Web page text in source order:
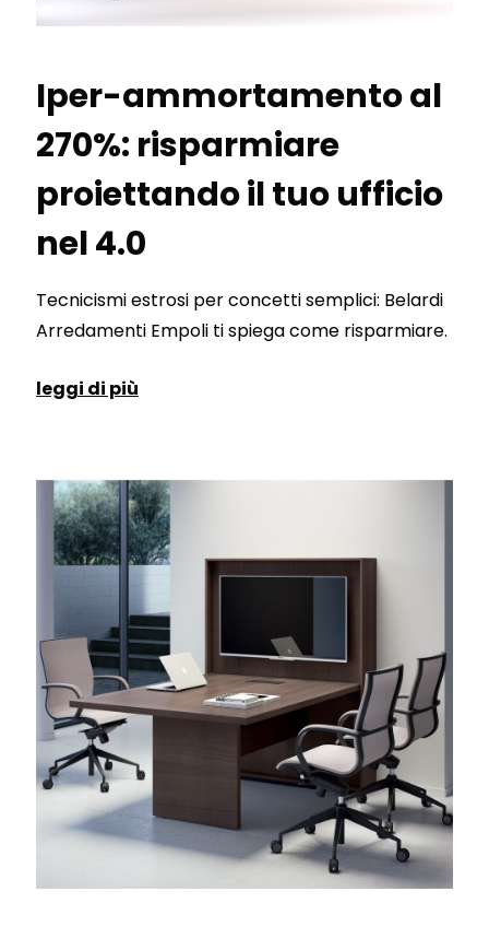
Iper-ammortamento al
270%: risparmiare
proiettando il tuo ufficio
nel 4.0
Tecnicismi estrosi per concetti semplici: Belardi
Arredamenti Empoli ti spiega come risparmiare.
leggi di più